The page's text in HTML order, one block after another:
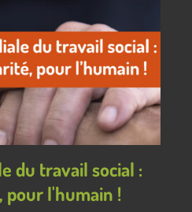
du travail social :
pour l'humain !